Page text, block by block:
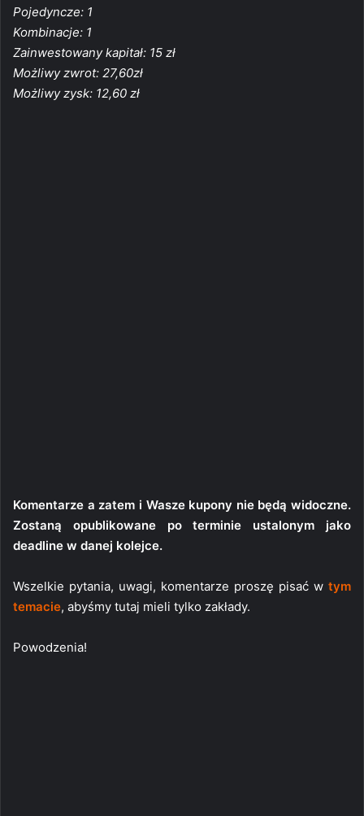
Pojedyncze: 1
Kombinacje: 1
Zainwestowany kapitał: 15 zł
Możliwy zwrot: 27,60zł
Możliwy zysk: 12,60 zł
Komentarze a zatem i Wasze kupony nie będą widoczne.
Zostaną opublikowane po terminie ustalonym jako
deadline w danej kolejce.
Wszelkie pytania, uwagi, komentarze proszę pisać w tym
temacie, abyśmy tutaj mieli tylko zakłady.
Powodzenia!